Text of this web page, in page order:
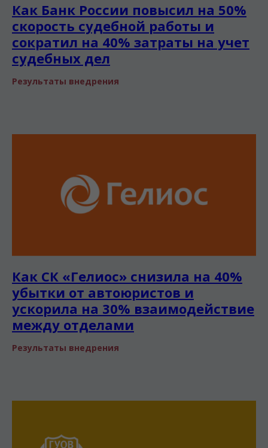
Как Банк России повысил на 50%
скорость судебной работы и
сократил на 40% затраты на учет
судебных дел
Результаты внедрения
Как СК «Гелиос» снизила на 40%
убытки от автоюристов и
ускорила на 30% взаимодействие
между отделами
Результаты внедрения